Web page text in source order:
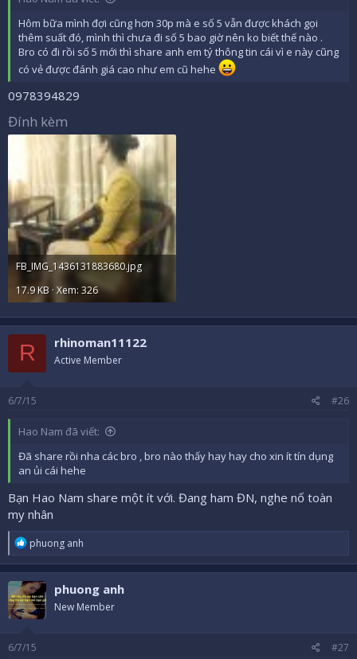
Hôm bữa mình đợi cũng hơn 30p mà e số 5 vẫn được khách gọi
thêm suất đó, mình thì chưa đi số 5 bao giờ nên ko biết thế nào .
Bro có đi rồi số 5 mới thì share anh em tý thông tin cái vì e này cũng
có vẻ được đánh giá cao như em cũ hehe
0978394829
Đính kèm
FB_IMG_1436131883680.jpg
17.9 KB · Xem: 326
R rhinoman11122
Active Member
6/7/15 #26
Hao Nam đã viết:
Đã share rồi nha các bro , bro nào thấy hay hay cho xin ít tín dụng
an ủi cái hehe
Bạn Hao Nam share một ít với. Đang ham ĐN, nghe nố toàn
my nhân
R
e
a
c
t
i
o
s
phuong anh
phuong anh
New Member
6/7/15 #27